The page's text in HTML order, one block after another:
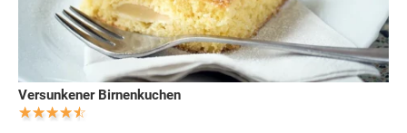
Versunkener Birnenkuchen